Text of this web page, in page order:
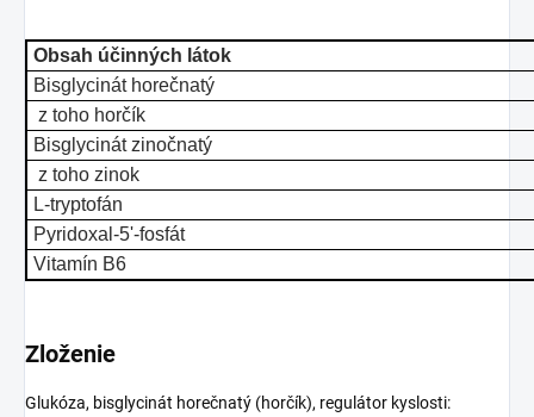
Obsah účinných látok
Bisglycinát horečnatý
z toho horčík
Bisglycinát zinočnatý
z toho zinok
L-tryptofán
Pyridoxal-5'-fosfát
Vitamín B6
Zloženie
Glukóza, bisglycinát horečnatý (horčík), regulátor kyslosti: